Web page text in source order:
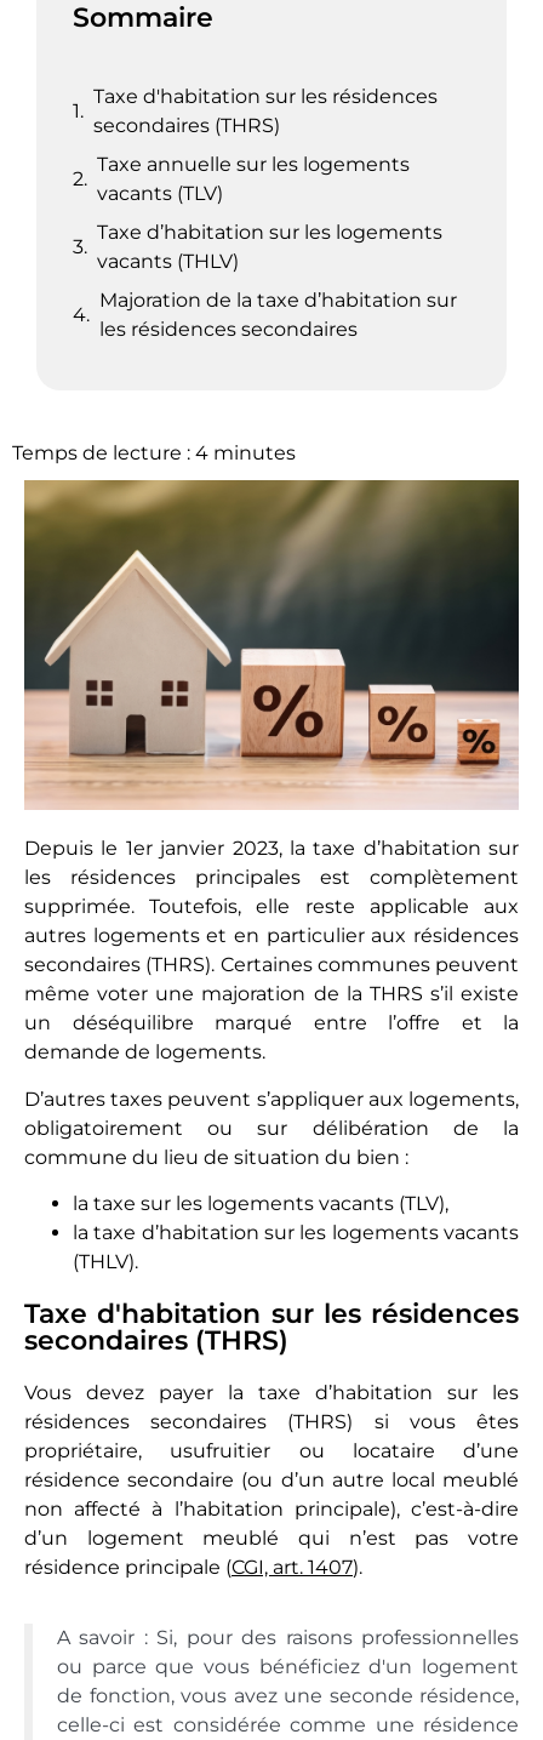
Sommaire
Taxe d'habitation sur les résidences
secondaires (THRS)
Taxe annuelle sur les logements
vacants (TLV)
Taxe d’habitation sur les logements
vacants (THLV)
Majoration de la taxe d’habitation sur
les résidences secondaires
Temps de lecture : 4 minutes
Depuis le 1er janvier 2023, la taxe d’habitation sur
les résidences principales est complètement
supprimée. Toutefois, elle reste applicable aux
autres logements et en particulier aux résidences
secondaires (THRS). Certaines communes peuvent
même voter une majoration de la THRS s’il existe
un déséquilibre marqué entre l’offre et la
demande de logements.
D’autres taxes peuvent s’appliquer aux logements,
obligatoirement ou sur délibération de la
commune du lieu de situation du bien :
la taxe sur les logements vacants (TLV),
la taxe d’habitation sur les logements vacants
(THLV).
Taxe d'habitation sur les résidences
secondaires (THRS)
Vous devez payer la taxe d’habitation sur les
résidences secondaires (THRS) si vous êtes
propriétaire, usufruitier ou locataire d’une
résidence secondaire (ou d’un autre local meublé
non affecté à l’habitation principale), c’est-à-dire
d’un logement meublé qui n’est pas votre
résidence principale (CGI, art. 1407).
A savoir : Si, pour des raisons professionnelles
ou parce que vous bénéficiez d'un logement
de fonction, vous avez une seconde résidence,
celle-ci est considérée comme une résidence